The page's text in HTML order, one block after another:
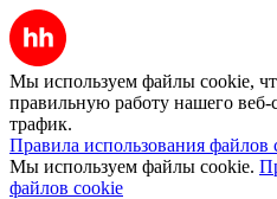
Мы используем файлы cookie,
правильную работу нашего веб-
трафик.
Правила использования файлов
Мы используем файлы cookie.
файлов cookie